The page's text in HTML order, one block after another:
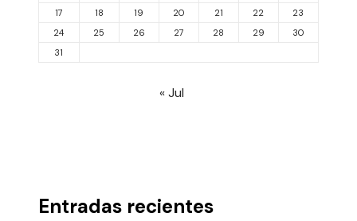
17
18 19 20 21 22
23
24
25 26 27 28 29
30
31
« Jul
Entradas recientes